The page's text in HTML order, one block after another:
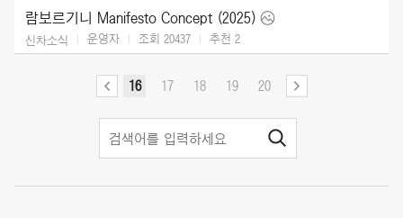
람보르기니 Manifesto Concept (2025)
신차소식 운영자 조회 20437 추천 2
16 17 18 19 20